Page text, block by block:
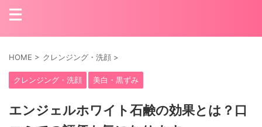
HOME > クレンジング・洗顔 >
クレンジング・洗顔 美白・黒ずみ
エンジェルホワイト石鹸の効果とは？口